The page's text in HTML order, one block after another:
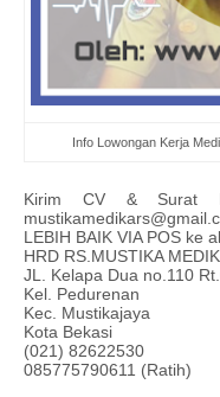
Info Lowongan Kerja
Kirim CV & Surat
LEBIH BAIK VIA POS ke
HRD RS.MUSTIKA
JL. Kelapa Dua no.110
Kel. Pedurenan
Kec. Mustikajaya
Kota Bekasi
(021) 82622530
085775790611 (Ratih)